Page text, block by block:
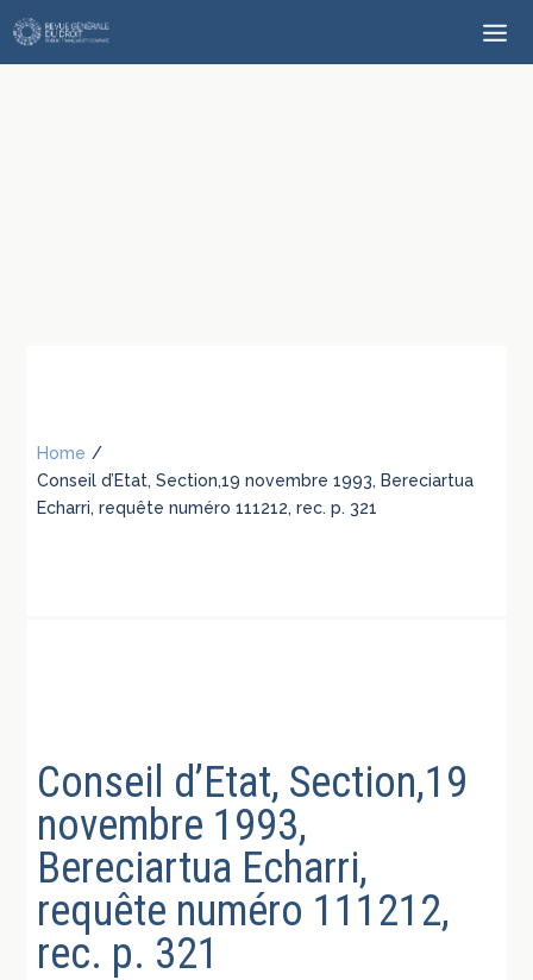
Home /
Conseil d’Etat, Section,19 novembre 1993, Bereciartua
Echarri, requête numéro 111212, rec. p. 321
Conseil d’Etat, Section,19
novembre 1993,
Bereciartua Echarri,
requête numéro 111212,
rec. p. 321